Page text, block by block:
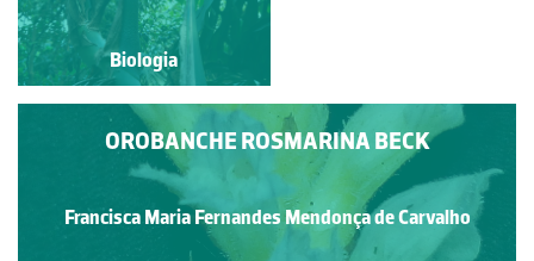
Biologia
OROBANCHE ROSMARINA BECK
Francisca Maria Fernandes Mendonça de Carvalho
Biologia